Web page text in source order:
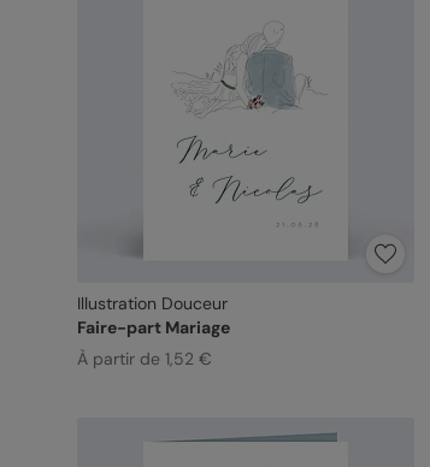
Illustration Douceur
Faire-part Mariage
À partir de 1,52 €